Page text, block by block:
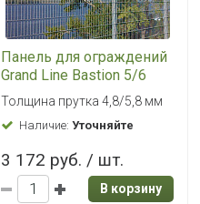
Панель для ограждений
Grand Line Bastion 5/6
1,03x2,5 цинк
Толщина прутка 4,8/5,8 мм
Наличие:Уточняйте
3 172 руб. / шт.
В корзину